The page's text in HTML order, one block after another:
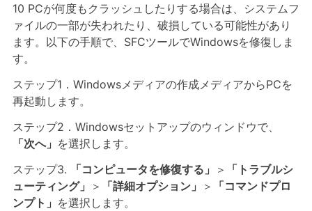
10 PCが何度もクラッシュしたりする場合は、システムフ
ァイルの一部が失われたり、破損している可能性があり
ます。以下の手順で、SFCツールでWindowsを修復しま
す。
ステップ1．Windowsメディアの作成メディアからPCを
再起動します。
ステップ2．Windowsセットアップのウィンドウで、
「次へ」 を選択します。
ステップ3.
「コンピュータを修復する」 ＞
「トラブルシ
ューティング」
＞ 「詳細オプション」 ＞
「コマンドプロ
ンプト」 を選択します。